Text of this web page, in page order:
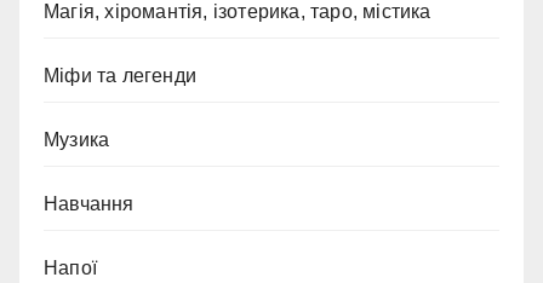
Магія, хіромантія, ізотерика, таро, містика
Міфи та легенди
Музика
Навчання
Напої